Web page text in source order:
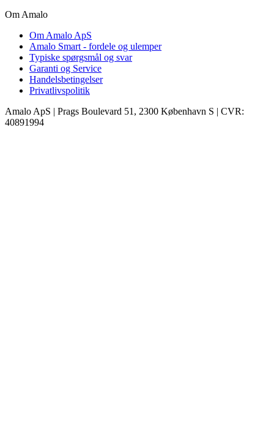
Om Amalo
Om Amalo ApS
Amalo Smart - fordele og ulemper
Typiske spørgsmål og svar
Garanti og Service
Handelsbetingelser
Privatlivspolitik
Amalo ApS | Prags Boulevard 51, 2300 København S | CVR:
40891994